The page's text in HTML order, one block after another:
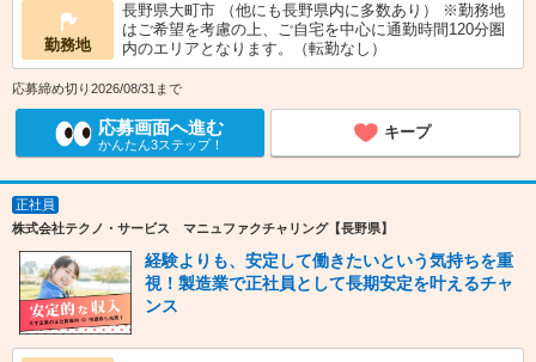
勤務地
長野県大町市 （他にも長野県内に多数あり） ※勤務地
はご希望を考慮の上、ご自宅を中心に通勤時間120分圏
内のエリアとなります。（転勤なし）
応募締め切り2026/08/31まで
応募画面へ進む
かんたん3ステップ！
キープ
正社員
株式会社テクノ・サービス マニュファクチャリング【長野県】
経験よりも、安定して働きたいという気持ちを重
視！製造業で正社員として長期安定を叶えるチャ
ンス